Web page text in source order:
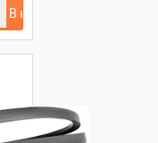
В корзину